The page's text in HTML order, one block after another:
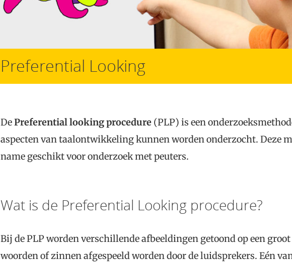
Preferential Looking
DePreferential looking procedure (PLP) is een
aspecten van taalontwikkeling kunnen worden onderzocht. Deze
name geschikt voor onderzoek met peuters.
Wat is de Preferential Looking procedure?
Bij de PLP worden verschillende afbeeldingen getoond op een
woorden of zinnen afgespeeld worden door de luidsprekers. Eén